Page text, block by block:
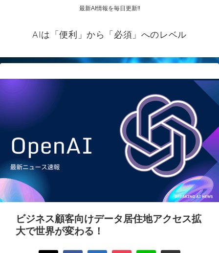
最新AI情報を毎日更新‼
AIは「便利」から「必須」へのレベル
ビジネス顧客向けデータ居住地アクセス拡
大で世界が変わる！